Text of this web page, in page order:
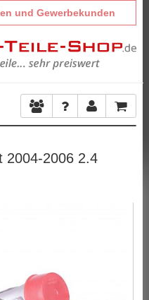
und Gewerbekunden
2004-2006 2.4